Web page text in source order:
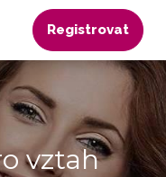
Registrovat
vztah